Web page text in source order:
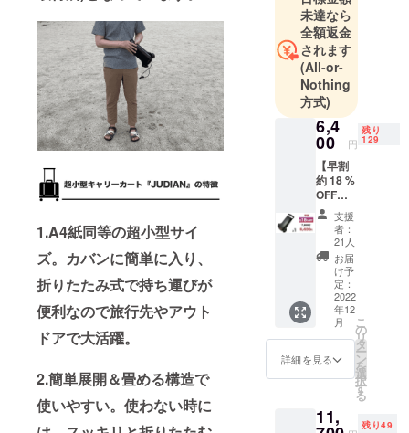
1.A4紙同等の超小型サイ
ズ。カバンに簡単に入り、
折りたたみ式で持ち運びが
便利なので旅行先やアウト
ドアで大活躍。
2.簡単展開＆畳める構造で
使いやすい。 使わない時に
これまでに
ない体験を
皆様にお届
けすること
を目指して
います。
未達なら
全額返金
されます
(All-or-
Nothing
方式)
6,4
00 円
残り
129
【早割
約 18 %
OFF】
定価 １
台
7,800円
(税込)
の約
18%
OFF →
6,400円
(送料・
税込) ※
一部デ
ザイン
が変更
場合が
ありま
支援
者：
21人
お届
け予
定：
2022
年12
月
詳細を見る
こ
の
リ
タ
ー
ン
を
選
択
す
る
11, 残り49